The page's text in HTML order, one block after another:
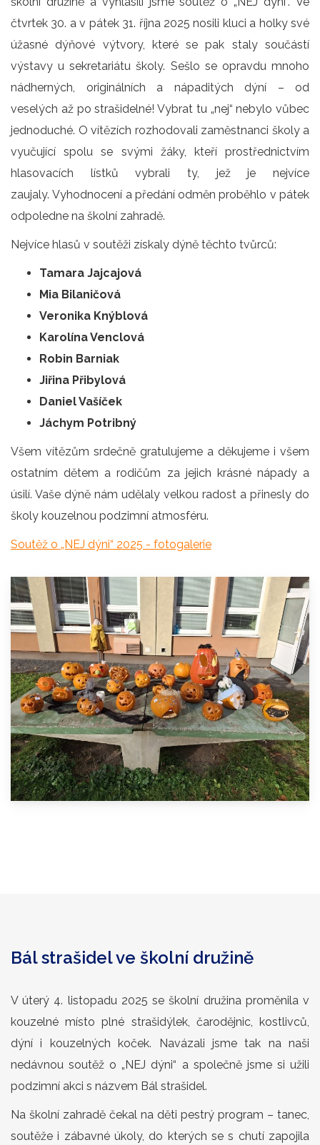
čtvrtek 30. a v pátek 31. října 2025 nosili kluci a holky své
úžasné dýňové výtvory, které se pak staly součástí
výstavy u sekretariátu školy. Sešlo se opravdu mnoho
nádherných, originálních a nápaditých dýní – od
veselých až po strašidelné! Vybrat tu „nej“ nebylo vůbec
jednoduché. O vítězích rozhodovali zaměstnanci školy a
vyučující spolu se svými žáky, kteří prostřednictvím
hlasovacích lístků vybrali ty, jež je nejvíce
zaujaly. Vyhodnocení a předání odměn proběhlo v pátek
odpoledne na školní zahradě.
Nejvíce hlasů v soutěži získaly dýně těchto tvůrců:
Tamara Jajcajová
Mia Bilaničová
Veronika Knýblová
Karolína Venclová
Robin Barniak
Jiřina Přibylová
Daniel Vašíček
Jáchym Potribný
Všem vítězům srdečně gratulujeme a děkujeme i všem
ostatním dětem a rodičům za jejich krásné nápady a
úsilí. Vaše dýně nám udělaly velkou radost a přinesly do
školy kouzelnou podzimní atmosféru.
Soutěž o „NEJ dýni“ 2025 - fotogalerie
Bál strašidel ve školní družině
V úterý 4. listopadu 2025 se školní družina proměnila v
kouzelné místo plné strašidýlek, čarodějnic, kostlivců,
dýní i kouzelných koček. Navázali jsme tak na naši
nedávnou soutěž o „NEJ dýni“ a společně jsme si užili
podzimní akci s názvem Bál strašidel.
Na školní zahradě čekal na děti pestrý program – tanec,
soutěže i zábavné úkoly, do kterých se s chutí zapojila